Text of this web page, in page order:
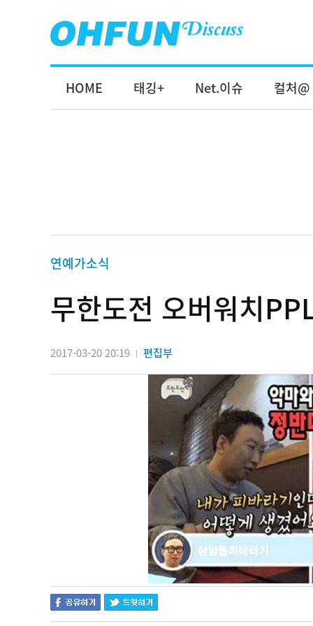
HOME 태깅+ Net.이슈 컬처@
연예가소식
무한도전 오버워치
2017-03-20 20:19 | 편집부